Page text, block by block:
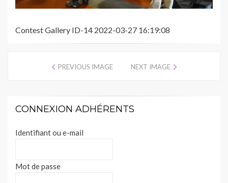
Contest Gallery ID-14 2022-03-27 16:19:08
PREVIOUS IMAGE NEXT IMAGE
CONNEXION ADHÉRENTS
Identifiant ou e-mail
Mot de passe